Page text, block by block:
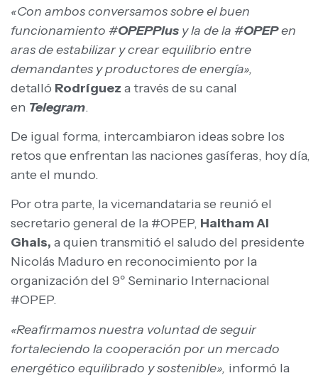
«Con ambos conversamos sobre el buen
funcionamiento #OPEPPlus y la de la #OPEPen
aras de estabilizar y crear equilibrio entre
demandantes y productores de energía»,
detalló Rodríguez a través de su canal
en Telegram.
De igual forma, intercambiaron ideas sobre los
retos que enfrentan las naciones gasíferas, hoy día,
ante el mundo.
Por otra parte, la vicemandataria se reunió el
secretario general de la #OPEP, Haitham Al
Ghais, a quien transmitió el saludo del presidente
Nicolás Maduro en reconocimiento por la
organización del 9º Seminario Internacional
#OPEP.
«Reafirmamos nuestra voluntad de seguir
fortaleciendo la cooperación por un mercado
energético equilibrado y sostenible», informó la